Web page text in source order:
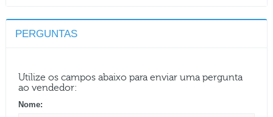
PERGUNTAS
Utilize os campos abaixo para enviar uma pergunta
ao vendedor:
Nome: